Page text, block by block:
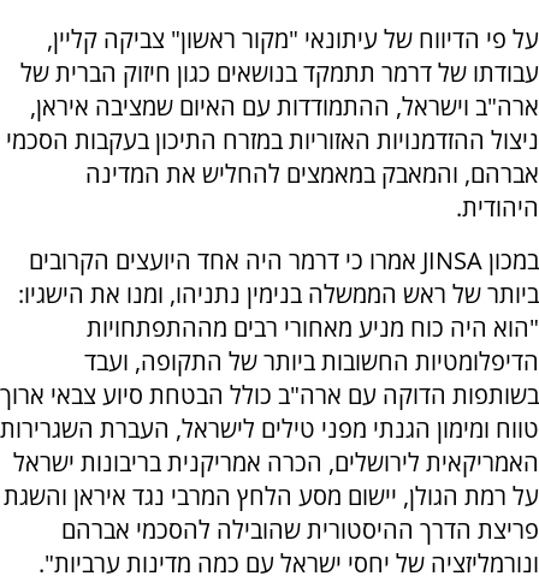
על פי הדיווח של עיתונאי "מקור ראשון" צביקה קליין,
עבודתו של דרמר תתמקד בנושאים כגון חיזוק הברית של
ארה"ב וישראל, ההתמודדות עם האיום שמציבה איראן,
ניצול ההזדמנויות האזוריות במזרח התיכון בעקבות הסכמי
אברהם, והמאבק במאמצים להחליש את המדינה
היהודית.
במכון JINSA אמרו כי דרמר היה אחד היועצים הקרובים
ביותר של ראש הממשלה בנימין נתניהו, ומנו את הישגיו:
"הוא היה כוח מניע מאחורי רבים מההתפתחויות
הדיפלומטיות החשובות ביותר של התקופה, ועבד
בשותפות הדוקה עם ארה"ב כולל הבטחת סיוע צבאי ארוך
טווח ומימון הגנתי מפני טילים לישראל, העברת השגרירות
האמריקאית לירושלים, הכרה אמריקנית בריבונות ישראל
על רמת הגולן, יישום מסע הלחץ המרבי נגד איראן והשגת
פריצת הדרך ההיסטורית שהובילה להסכמי אברהם
ונורמליזציה של יחסי ישראל עם כמה מדינות ערביות".